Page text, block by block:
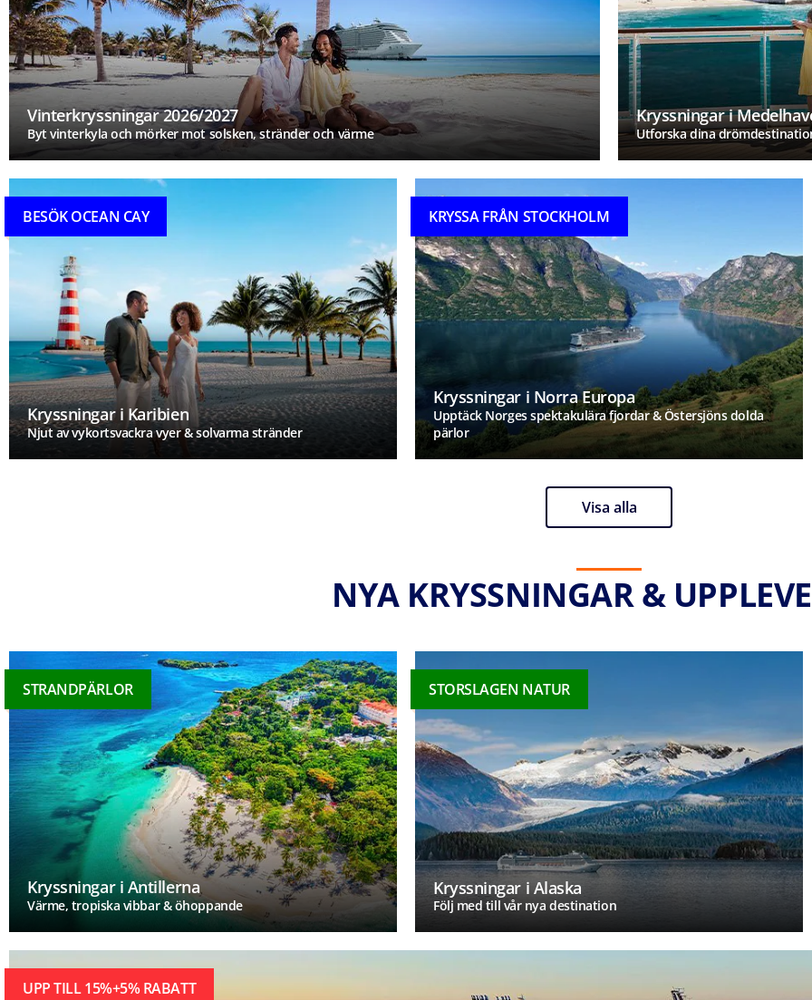
Vinterkryssningar 2026/2027
Byt vinterkyla och mörker mot solsken, stränder och värme
Kryssningar i
Utforska dina
BESÖK OCEAN CAY
Kryssningar i Karibien
Njut av vykortsvackra vyer & solvarma stränder
KRYSSA FRÅN STOCKHOLM
Kryssningar i Norra Europa
Upptäck Norges spektakulära fjordar & Östersjöns dolda
pärlor
Visa alla
NYA KRYSSNINGAR &
STRANDPÄRLOR
Kryssningar i Antillerna
Värme, tropiska vibbar & öhoppande
STORSLAGEN NATUR
Kryssningar i Alaska
Följ med till vår nya destination
UPP TILL 15%+5% RABATT